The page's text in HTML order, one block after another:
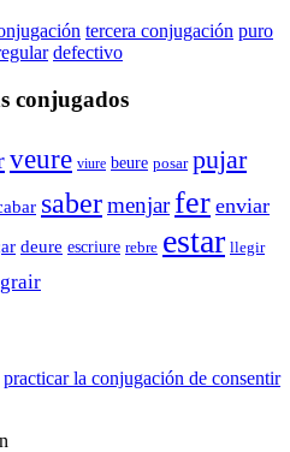
tercera conjugación puro
defectivo
conjugados
veure viure beure posar pujar
sabermenjarfer enviar
deure escriure rebre estar llegir
practicar la conjugación de consentir